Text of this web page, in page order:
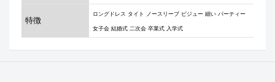
特徴
ロングドレス タイト ノースリーブ ビジュー 細い パーティー
女子会 結婚式 二次会 卒業式 入学式